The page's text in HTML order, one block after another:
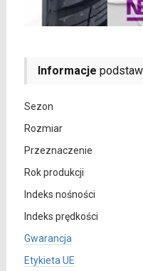
Informacje
Sezon
Rozmiar
Przeznaczenie
Rok produkcji
Indeks nośności
Indeks prędkości
Gwarancja
Etykieta UE